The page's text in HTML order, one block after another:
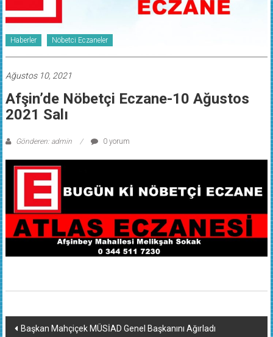
Haberler Nöbetci Eczaneler
Ağustos 10, 2021
Afşin’de Nöbetçi Eczane-10 Ağustos
2021 Salı
Gönderen: admin 0 yorum
Yazı
Başkan Mahçiçek MÜSİAD Genel Başkanını Ağırladı